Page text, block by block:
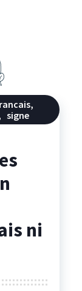
,
signe
ni